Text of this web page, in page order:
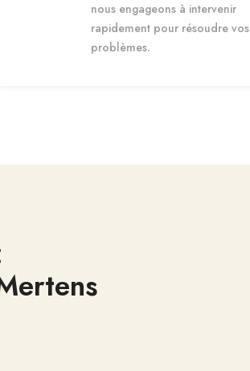
nous engageons à intervenir
rapidement pour résoudre vos
problèmes.